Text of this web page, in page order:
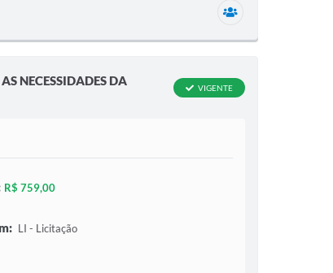
NECESSIDADES DA
VIGENTE
R$ 759,00
LI - Licitação